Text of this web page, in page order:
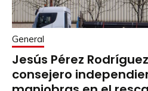
General
Jesús Pérez
consejero